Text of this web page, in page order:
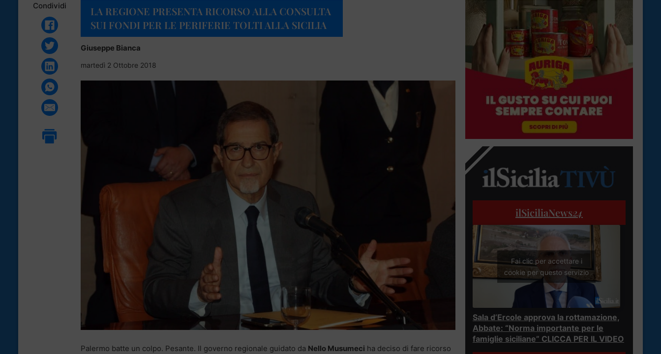
Condividi
LA REGIONE PRESENTA RICORSO ALLA CONSULTA
SUI FONDI PER LE PERIFERIE TOLTI ALLA SICILIA
Giuseppe Bianca
martedì 2 Ottobre 2018
Palermo batte un colpo. Pesante. Il governo regionale guidato da Nello Musumeci ha deciso di fare ricorso
ilSiciliaNews24
Fai clic per accettare i
cookie per questo servizio
Sala d’Ercole approva la rottamazione,
Abbate: “Norma importante per le
famiglie siciliane” CLICCA PER IL VIDEO